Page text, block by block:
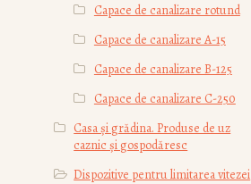
Capace de canalizare rotund
Capace de canalizare А-15
Capace de canalizare В-125
Capace de canalizare С-250
Casa și grădina. Produse de uz
caznic și gospodăresc
Dispozitive pentru limitarea vitezei